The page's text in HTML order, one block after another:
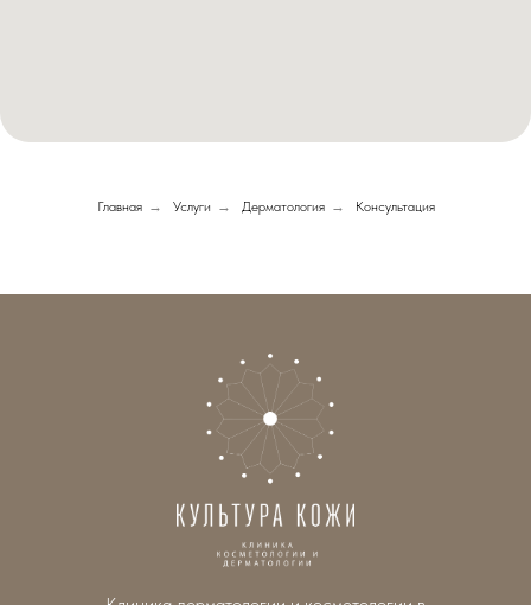
Главная → Услуги → Дерматология → Консультация